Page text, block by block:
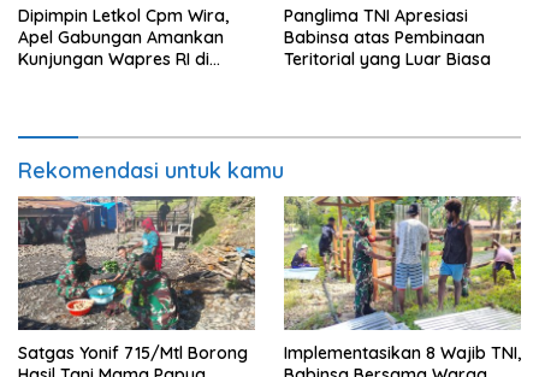
Dipimpin Letkol Cpm Wira,
Apel Gabungan Amankan
Kunjungan Wapres RI di
Panglima TNI Apresiasi
Babinsa atas Pembinaan
Teritorial yang Luar Biasa
Rekomendasi untuk kamu
Satgas Yonif 715/Mtl Borong
Implementasikan 8 Wajib TNI,